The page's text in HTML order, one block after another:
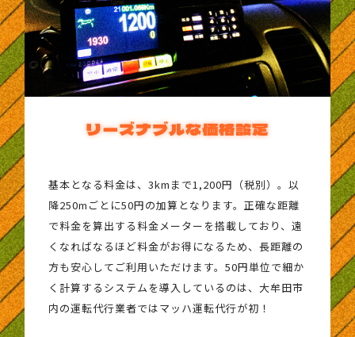
リーズナブルな価格設定
基本となる料金は、3kmまで1,200円（税別）。以
降250mごとに50円の加算となります。正確な距離
で料金を算出する料金メーターを搭載しており、遠
くなればなるほど料金がお得になるため、長距離の
方も安心してご利用いただけます。50円単位で細か
く計算するシステムを導入しているのは、大牟田市
内の運転代行業者ではマッハ運転代行が初！